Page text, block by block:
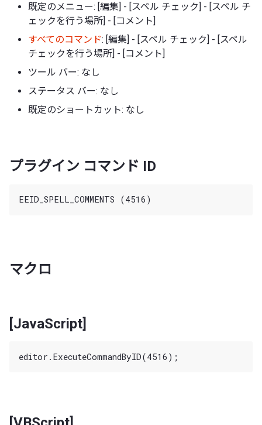
既定のメニュー: [編集] - [スペル チェック] - [スペル チ
ェックを行う場所] - [コメント]
すべてのコマンド: [編集] - [スペル チェック] - [スペル
チェックを行う場所] - [コメント]
ツール バー: なし
ステータス バー: なし
既定のショートカット: なし
プラグイン コマンド ID
マクロ
[JavaScript]